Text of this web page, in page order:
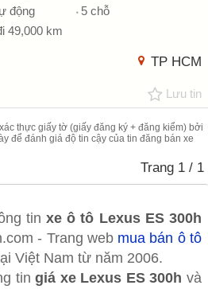
động
5 chỗ
49,000 km
TP HCM
Lưu tin
thực giấy tờ (giấy đăng ký + đăng kiểm) bởi
để đánh giá độ tin cậy của tin đăng bán xe
Trang 1 / 1
tinxe ô tô Lexus ES 300h
- Trang web mua bán ô tô
Việt Nam từ năm 2006.
tingiá xe Lexus ES 300h và